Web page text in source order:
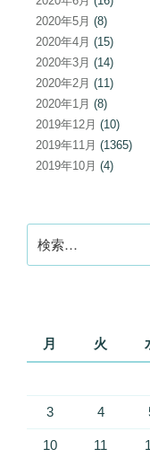
2020年5月 (8)
2020年4月 (15)
2020年3月 (14)
2020年2月 (11)
2020年1月 (8)
2019年12月 (10)
2019年11月 (1365)
2019年10月 (4)
索:
月
火
3 4
10 11